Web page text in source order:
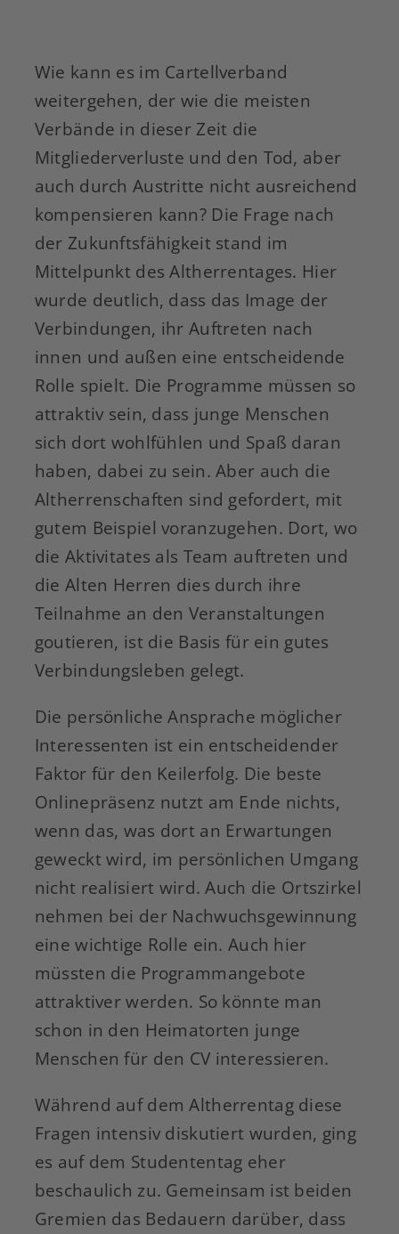
Wie kann es im Cartellverband
weitergehen, der wie die meisten
Verbände in dieser Zeit die
Mitgliederverluste und den Tod, aber
auch durch Austritte nicht ausreichend
kompensieren kann? Die Frage nach
der Zukunftsfähigkeit stand im
Mittelpunkt des Altherrentages. Hier
wurde deutlich, dass das Image der
Verbindungen, ihr Auftreten nach
innen und außen eine entscheidende
Rolle spielt. Die Programme müssen so
attraktiv sein, dass junge Menschen
sich dort wohlfühlen und Spaß daran
haben, dabei zu sein. Aber auch die
Altherrenschaften sind gefordert, mit
gutem Beispiel voranzugehen. Dort, wo
die Aktivitates als Team auftreten und
die Alten Herren dies durch ihre
Teilnahme an den Veranstaltungen
goutieren, ist die Basis für ein gutes
Verbindungsleben gelegt.
Die persönliche Ansprache möglicher
Interessenten ist ein entscheidender
Faktor für den Keilerfolg. Die beste
Onlinepräsenz nutzt am Ende nichts,
wenn das, was dort an Erwartungen
geweckt wird, im persönlichen Umgang
nicht realisiert wird. Auch die Ortszirkel
nehmen bei der Nachwuchsgewinnung
eine wichtige Rolle ein. Auch hier
müssten die Programmangebote
attraktiver werden. So könnte man
schon in den Heimatorten junge
Menschen für den CV interessieren.
Während auf dem Altherrentag diese
Fragen intensiv diskutiert wurden, ging
es auf dem Studententag eher
beschaulich zu. Gemeinsam ist beiden
Gremien das Bedauern darüber, dass